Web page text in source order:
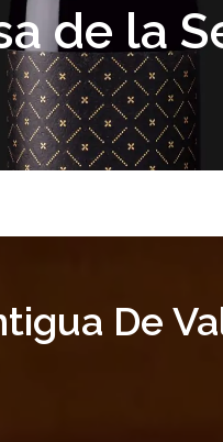
de la
De